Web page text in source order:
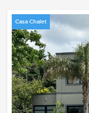
Casa Chalet